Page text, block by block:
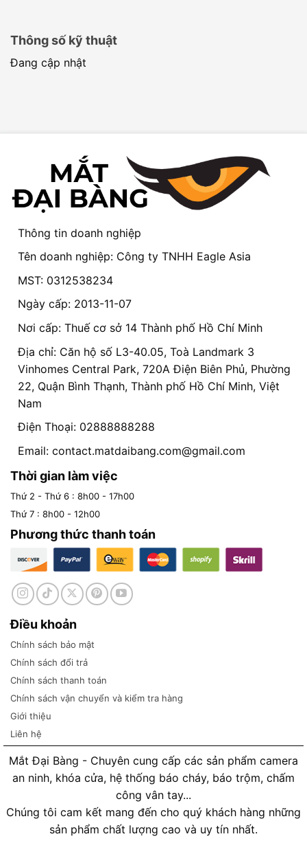
Thông số kỹ thuật
Đang cập nhật
Thông tin doanh nghiệp
Tên doanh nghiệp: Công ty TNHH Eagle Asia
MST: 0312538234
Ngày cấp: 2013-11-07
Nơi cấp: Thuế cơ sở 14 Thành phố Hồ Chí Minh
Địa chỉ: Căn hộ số L3-40.05, Toà Landmark 3
Vinhomes Central Park, 720A Điện Biên Phủ, Phường
22, Quận Bình Thạnh, Thành phố Hồ Chí Minh, Việt
Nam
Điện Thoại: 02888888288
Email: contact.matdaibang.com@gmail.com
Thời gian làm việc
Thứ 2 - Thứ 6 : 8h00 - 17h00
Thứ 7 : 8h00 - 12h00
Phương thức thanh toán
Điều khoản
Chính sách bảo mật
Chính sách đổi trả
Chính sách thanh toán
Chính sách vận chuyển và kiểm tra hàng
Giới thiệu
Liên hệ
Mắt Đại Bàng - Chuyên cung cấp các sản phẩm camera
an ninh, khóa cửa, hệ thống báo cháy, báo trộm, chấm
công vân tay...
Chúng tôi cam kết mang đến cho quý khách hàng những
sản phẩm chất lượng cao và uy tín nhất.